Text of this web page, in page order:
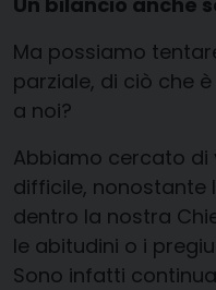
Ma possiamo
parziale, di ciò che
a noi?
Abbiamo cercato di
difficile, nonostante
dentro la nostra
le abitudini o i
Sono infatti